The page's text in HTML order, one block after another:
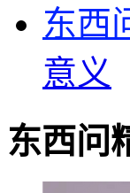
东西
意义
东西问